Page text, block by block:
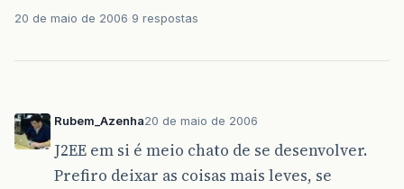
20 de maio de 2006 9 respostas
Rubem_Azenha20 de maio de 2006
J2EE em si é meio chato de se desenvolver.
Prefiro deixar as coisas mais leves, se